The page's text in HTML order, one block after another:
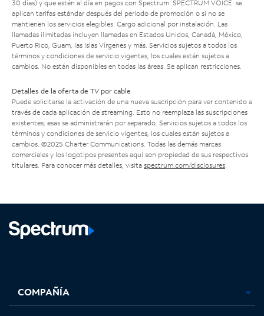
30 días) y que estén al día en pagos con Spectrum. SPECTRUM VOICE: se
aplican tarifas estándar después del período de promoción o si no se
mantienen los servicios elegibles. Cargo adicional por instalación. Las
llamadas ilimitadas incluyen llamadas en Estados Unidos, Canadá, México,
Puerto Rico, Guam, las Islas Vírgenes y más. Servicios sujetos a todos los
términos y condiciones de servicio vigentes, los cuales están sujetos a
cambios. No están disponibles en todas las áreas. Se aplican restricciones.
Detalles de la oferta de TV por cable
Puede solicitarse la activación de una nueva suscripción para ver contenido a
través de cada aplicación de streaming. Esto no reemplaza las suscripciones
existentes; esas se administrarán por separado. Servicios sujetos a todos los
términos y condiciones de servicio vigentes, los cuales están sujetos a
cambios. ©2025 Charter Communications. Todas las demás marcas
comerciales y los logotipos presentes aquí son propiedad de sus respectivos
titulares. Para conocer más detalles, visita spectrum.com/disclosures
abre
en
abre
en
abre
en
en
COMPAÑÍA